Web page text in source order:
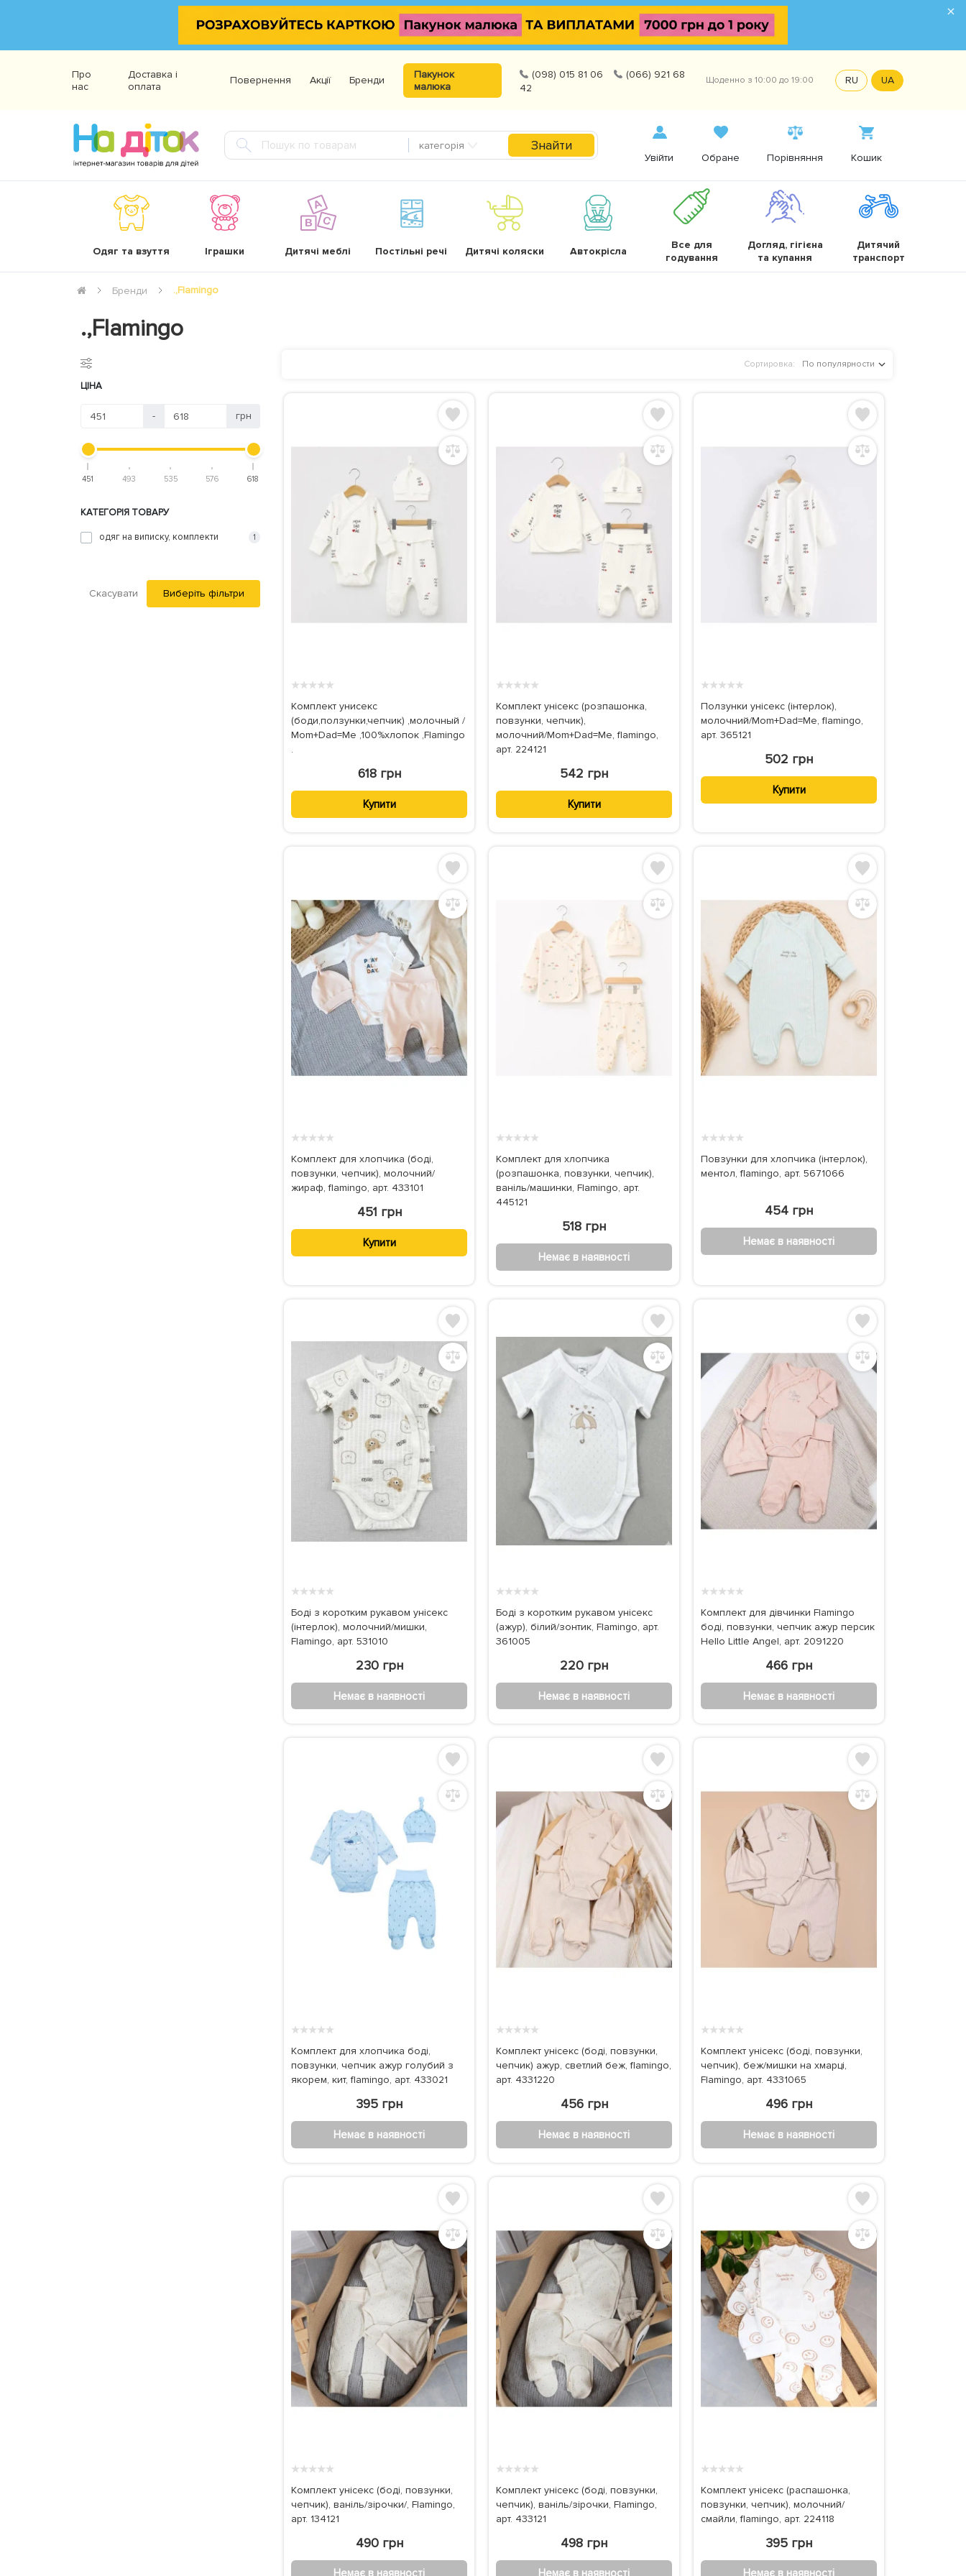
×
Про
нас
Доставка і
оплата
Повернення Акції Бренди
Пакунок
малюка
(098) 015 81 06
(066) 921 68
42
Щоденно з 10:00 до 19:00 RU UA
категорія Знайти
Увійти Обране Порівняння Кошик
Одяг та взуття Іграшки Дитячі меблі Постільні речі Дитячі коляски Автокрісла
Все для
годування
Догляд, гігієна
та купання
Дитячий
транспорт
Бренди .,Flamingo
.,Flamingo
ЦІНА
- грн
451 493 535 576 618
КАТЕГОРІЯ ТОВАРУ
одяг на виписку, комплекти 1
Скасувати Виберіть фільтри
Сортировка: По популярности
★★★★★
Комплект унисекс
(боди,ползунки,чепчик) ,молочный /
Mom+Dad=Me ,100%хлопок ,Flamingo
.
618 грн
Купити
★★★★★
Комплект унісекс (розпашонка,
повзунки, чепчик),
молочний/Mom+Dad=Me, flamingo,
арт. 224121
542 грн
Купити
★★★★★
Ползунки унісекс (інтерлок),
молочний/Mom+Dad=Me, flamingo,
арт. 365121
502 грн
Купити
★★★★★
Комплект для хлопчика (боді,
повзунки, чепчик), молочний/
жираф, flamingo, арт. 433101
451 грн
Купити
★★★★★
Комплект для хлопчика
(розпашонка, повзунки, чепчик),
ваніль/машинки, Flamingo, арт.
445121
518 грн
Немає в наявності
★★★★★
Повзунки для хлопчика (інтерлок),
ментол, flamingo, арт. 5671066
454 грн
Немає в наявності
★★★★★
Боді з коротким рукавом унісекс
(інтерлок), молочний/мишки,
Flamingo, арт. 531010
230 грн
Немає в наявності
★★★★★
Боді з коротким рукавом унісекс
(ажур), білий/зонтик, Flamingo, арт.
361005
220 грн
Немає в наявності
★★★★★
Комплект для дівчинки Flamingo
боді, повзунки, чепчик ажур персик
Hello Little Angel, арт. 2091220
466 грн
Немає в наявності
★★★★★
Комплект для хлопчика боді,
повзунки, чепчик ажур голубий з
якорем, кит, flamingo, арт. 433021
395 грн
Немає в наявності
★★★★★
Комплект унісекс (боді, повзунки,
чепчик) ажур, светлий беж, flamingo,
арт. 4331220
456 грн
Немає в наявності
★★★★★
Комплект унісекс (боді, повзунки,
чепчик), беж/мишки на хмарці,
Flamingo, арт. 4331065
496 грн
Немає в наявності
★★★★★
Комплект унісекс (боді, повзунки,
чепчик), ваніль/зірочки/, Flamingo,
арт. 134121
490 грн
Немає в наявності
★★★★★
Комплект унісекс (боді, повзунки,
чепчик), ваніль/зірочки, Flamingo,
арт. 433121
498 грн
Немає в наявності
★★★★★
Комплект унісекс (распашонка,
повзунки, чепчик), молочний/
смайли, flamingo, арт. 224118
395 грн
Немає в наявності